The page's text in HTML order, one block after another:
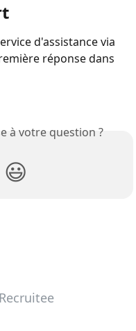
d'assistance via
réponse dans
à votre question ?
😃